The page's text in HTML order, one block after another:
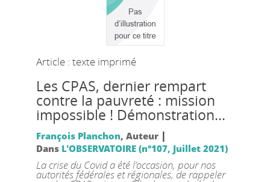
Article : texte imprimé
Les CPAS, dernier rempart
contre la pauvreté : mission
impossible ! Démonstration...
François Planchon, Auteur |
Dans L'OBSERVATOIRE (n°107, Juillet 2021)
La crise du Covid a été l’occasion, pour nos
autorités fédérales et régionales, de rappeler